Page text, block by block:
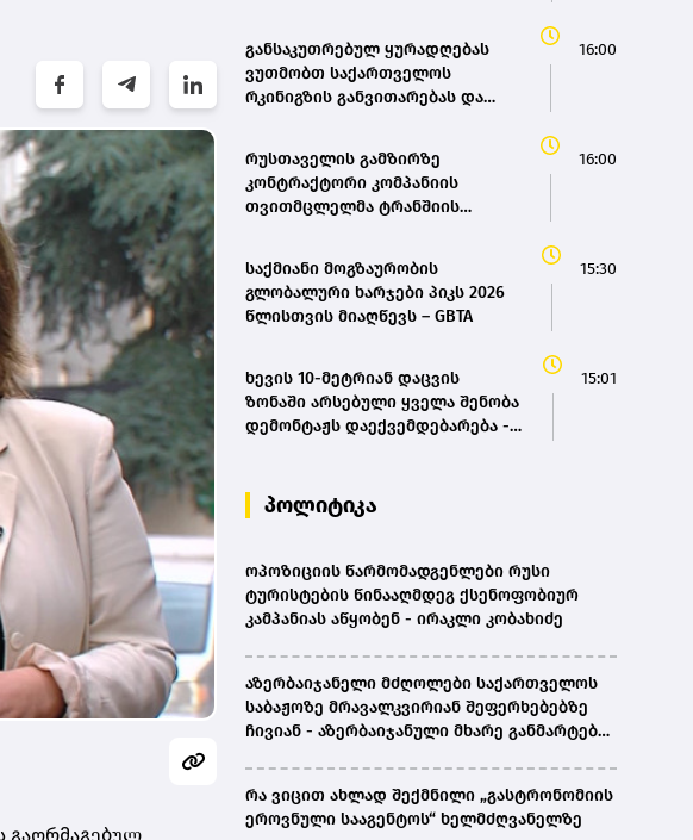
გაორმაგებულ
განსაკუთრებულ ყურადღებას
ვუთმობთ საქართველოს
რკინიგზის განვითარებას და
რკინიგზის ისტორიული
განვითარების და განახლების
პროგრამა - მარიამ
16:00
რუსთაველის გამზირზე
კონტრაქტორი კომპანიის
თვითმცლელმა ტრანშიის
ტექნიკის მოცურება გამოიწვია,
გადაბრუნდა ავტომანქანა -
თვითმცლელში იმყოფებოდა
16:00
საქმიანი მოგზაურობის
გლობალური ხარჯები პიკს 2026
წლისთვის მიაღწევს – GBTA
15:30
ხევის 10-მეტრიან დაცვის
ზონაში არსებული ყველა შენობა
დემონტაჟს დაექვემდებარება -
15:01
პოლიტიკა
ოპოზიციის წარმომადგენლები რუსი
ტურისტების წინააღმდეგ ქსენოფობიურ
კამპანიას აწყობენ - ირაკლი კობახიძე
აზერბაიჯანელი მძღოლები საქართველოს
საბაჟოზე მრავალკვირიან შეფერხებებზე
ჩივიან - აზერბაიჯანული მხარე განმარტებას
რა ვიცით ახლად შექმნილი „გასტრონომიის
ეროვნული სააგენტოს“ ხელმძღვანელზე